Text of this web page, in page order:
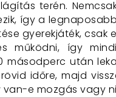
terén.
így a
gyerekjáték, csak
működni, így
után
időre, majd
e mozgás vagy